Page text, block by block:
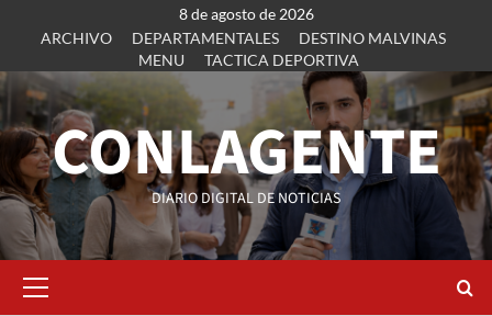
8 de agosto de 2026
ARCHIVO
DEPARTAMENTALES
DESTINO MALVINAS
MENU
TACTICA DEPORTIVA
CONLAGENTE
DIARIO DIGITAL DE NOTICIAS